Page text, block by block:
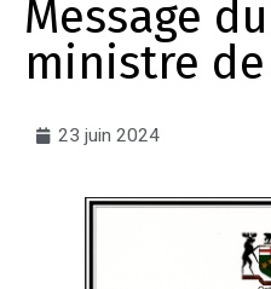
Message
ministre
23 juin 2024